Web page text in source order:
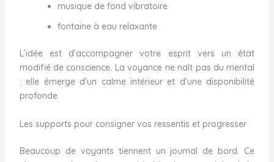
musique de fond vibratoire
fontaine à eau relaxante
L’idée est d’accompagner votre esprit vers un état
modifié de conscience. La voyance ne naît pas du mental
: elle émerge d’un calme intérieur et d’une disponibilité
profonde.
Les supports pour consigner vos ressentis et progresser
Beaucoup de voyants tiennent un journal de bord. Ce